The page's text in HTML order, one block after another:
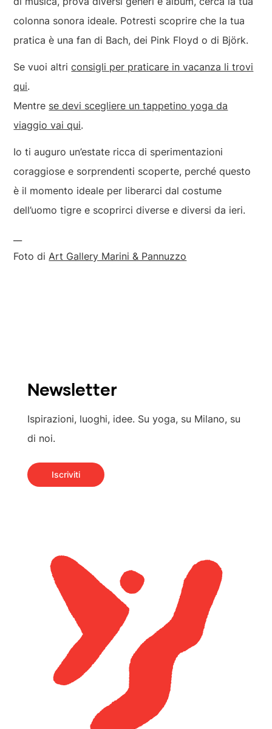
colonna sonora ideale. Potresti scoprire che la tua
pratica è una fan di Bach, dei Pink Floyd o di Björk.
Se vuoi altriconsigli per praticare in vacanza li trovi
qui.
Mentre se devi scegliere un tappetino yoga da
viaggio vai qui.
Io ti auguro un’estate ricca di sperimentazioni
coraggiose e sorprendenti scoperte, perché questo
è il momento ideale per liberarci dal costume
dell’uomo tigre e scoprirci diverse e diversi da ieri.
Foto di Art Gallery Marini & Pannuzzo
Newsletter
Ispirazioni, luoghi, idee. Su yoga, su Milano, su
di noi.
Iscriviti